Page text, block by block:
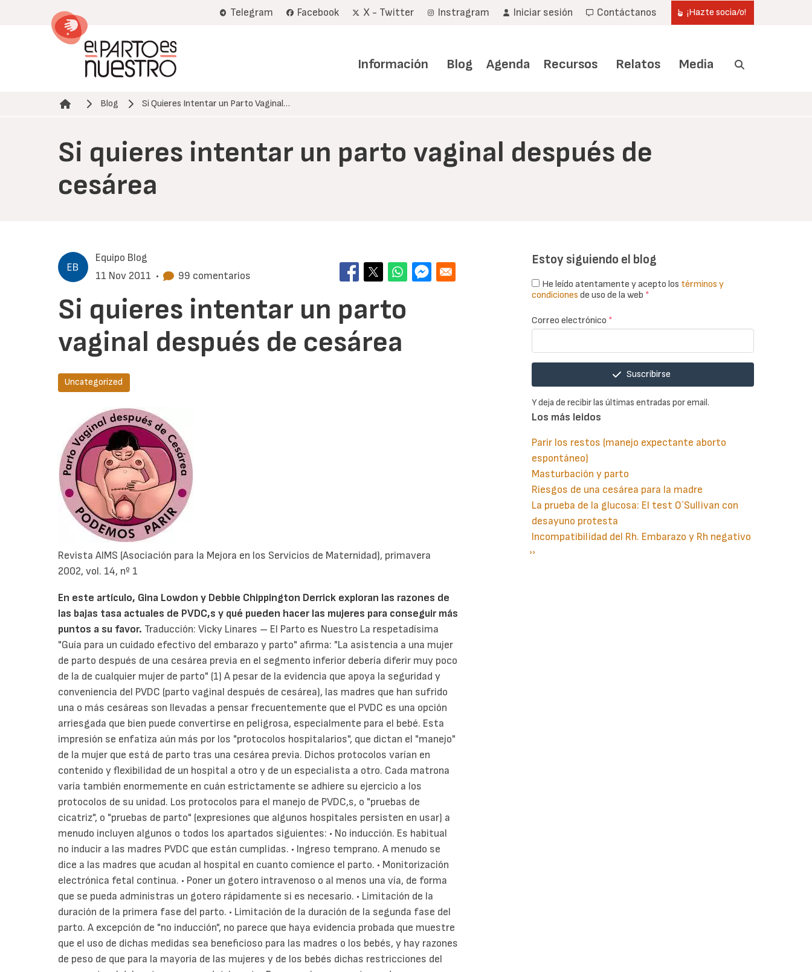
Telegram Facebook X - Twitter Instragram Iniciar sesión Contáctanos ¡Hazte socia/o!
Información Blog Agenda Recursos Relatos Media
Ruta de navegación
Blog Si Quieres Intentar un Parto Vaginal…
Si quieres intentar un parto vaginal después de
cesárea
Equipo Blog
11 Nov 2011 • 99 comentarios
Si quieres intentar un parto
vaginal después de cesárea
Uncategorized
Revista AIMS (Asociación para la Mejora en los Servicios de Maternidad), primavera
2002, vol. 14, nº 1
En este artículo, Gina Lowdon y Debbie Chippington Derrick exploran las razones de
las bajas tasa actuales de PVDC,s y qué pueden hacer las mujeres para conseguir más
puntos a su favor. Traducción: Vicky Linares – El Parto es Nuestro La respetadísima
"Guía para un cuidado efectivo del embarazo y parto" afirma: "La asistencia a una mujer
de parto después de una cesárea previa en el segmento inferior debería diferir muy poco
de la de cualquier mujer de parto" (1) A pesar de la evidencia que apoya la seguridad y
conveniencia del PVDC (parto vaginal después de cesárea), las madres que han sufrido
una o más cesáreas son llevadas a pensar frecuentemente que el PVDC es una opción
arriesgada que bien puede convertirse en peligrosa, especialmente para el bebé. Esta
impresión se enfatiza aún más por los "protocolos hospitalarios", que dictan el "manejo"
de la mujer que está de parto tras una cesárea previa. Dichos protocolos varían en
contenido y flexibilidad de un hospital a otro y de un especialista a otro. Cada matrona
varía también enormemente en cuán estrictamente se adhiere su ejercicio a los
protocolos de su unidad. Los protocolos para el manejo de PVDC,s, o "pruebas de
cicatriz", o "pruebas de parto" (expresiones que algunos hospitales persisten en usar) a
menudo incluyen algunos o todos los apartados siguientes: • No inducción. Es habitual
no inducir a las madres PVDC que están cumplidas. • Ingreso temprano. A menudo se
dice a las madres que acudan al hospital en cuanto comience el parto. • Monitorización
electrónica fetal continua. • Poner un gotero intravenoso o al menos una vía, de forma
que se pueda administras un gotero rápidamente si es necesario. • Limitación de la
duración de la primera fase del parto. • Limitación de la duración de la segunda fase del
parto. A excepción de "no inducción", no parece que haya evidencia probada que muestre
que el uso de dichas medidas sea beneficioso para las madres o los bebés, y hay razones
de peso de que para la mayoría de las mujeres y de los bebés dichas restricciones del
Estoy siguiendo el blog
He leído atentamente y acepto los términos y
condiciones de uso de la web *
Correo electrónico *
Suscribirse
Y deja de recibir las últimas entradas por email.
Los más leidos
Parir los restos (manejo expectante aborto
espontáneo)
Masturbación y parto
Riesgos de una cesárea para la madre
La prueba de la glucosa: El test O´Sullivan con
desayuno protesta
Incompatibilidad del Rh. Embarazo y Rh negativo
Paginación
Siguiente
››